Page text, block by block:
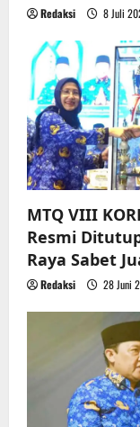
Redaksi 8 Juli
MTQ VIII
Resmi
Raya Sabet
Redaksi 28 Juni